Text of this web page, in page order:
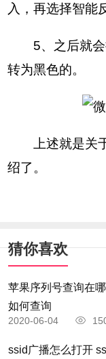
入，再选择智能
5、之后就会
转为黑色的。
上述就是关于
绍了。
猜你喜欢
苹果序列号查询在
如何查询
2020-06-04
ssid广播怎么打开